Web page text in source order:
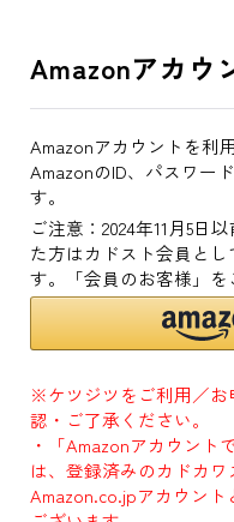
Amazonアカウ
Amazonアカウントを利
AmazonのID、パスワー
す。
ご注意：2024年11月5日
た方はカドスト会員と
す。「会員のお客様」を
※ケツジツをご利用／お
認・ご了承ください。
・「Amazonアカウント
は、登録済みのカドカ
Amazon.co.jpアカウン